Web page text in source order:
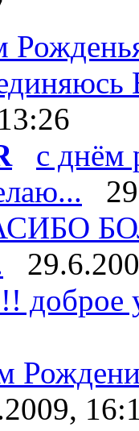
с днём
доброе